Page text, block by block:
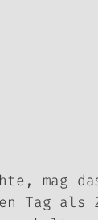
mag
Tag als